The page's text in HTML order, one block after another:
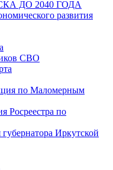
ДО 2040 ГОДА
развития
СВО
по Маломерным
Росреестра по
Иркутской